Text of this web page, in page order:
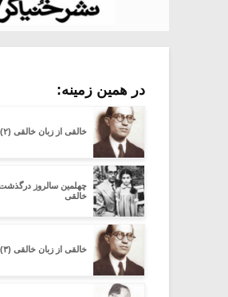
در همین زمینه:
خالقى از زبان خالقی (۲)
چهلمین سالروز درگذشت
خالقی
خالقى از زبان خالقی (۳)